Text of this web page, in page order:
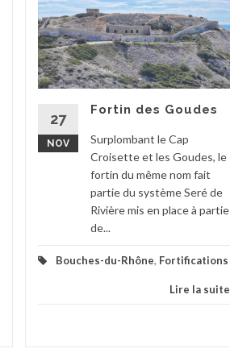
27
NOV
Fortin des Goudes
Surplombant le Cap
Croisette et les Goudes, le
fortin du même nom fait
partie du système Seré de
Rivière mis en place à partie
de...
Bouches-du-Rhône, Fortifications
Lire la suite